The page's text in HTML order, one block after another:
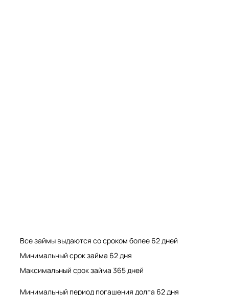
Все займы выдаются со сроком более 62 дней
Минимальный срок займа 62 дня
Максимальный срок займа 365 дней
Минимальный период погашения долга 62 дня